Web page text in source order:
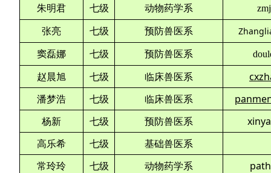
朱明君
七级 动物药学系
张亮 七级 预防兽医系
窦磊娜 七级 预防兽医系
赵晨旭 七级 临床兽医系
潘梦浩
七级 临床兽医系
杨新
七级 预防兽医系
高乐希
七级
基础兽医系
常玲玲
七级 动物药学系